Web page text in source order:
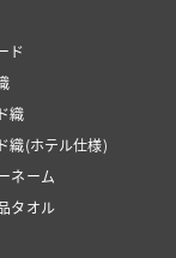
ド
織
織(ホテル仕様)
ネーム
タオル